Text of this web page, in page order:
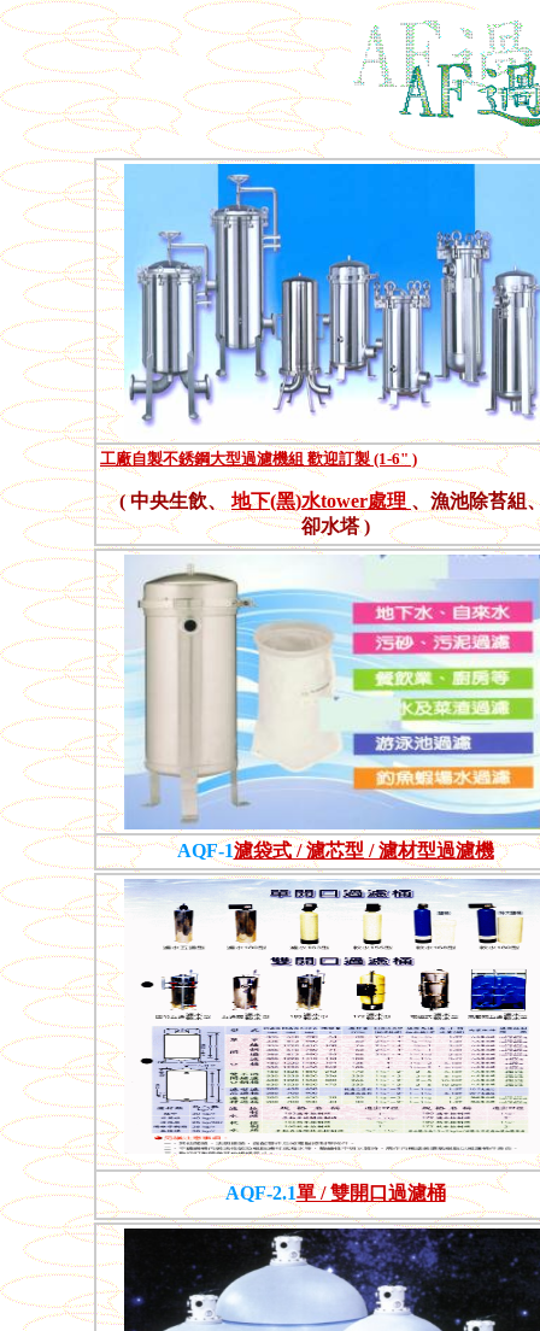
工廠自製不銹鋼大型過濾機組 歡迎訂製 (1-6" )
( 中央生飲、 地下(黑)水tower處理 、漁池除苔組
卻水塔 )
AQF-1濾袋式 / 濾芯型 / 濾材型過濾機
AQF-2.1單 / 雙開口過濾桶